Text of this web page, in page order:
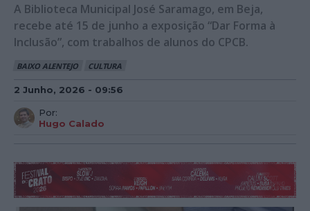
A Biblioteca Municipal José Saramago, em Beja,
recebe até 15 de junho a exposição “Dar Forma à
Inclusão”, com trabalhos de alunos do CPCB.
BAIXO ALENTEJO CULTURA
2 Junho, 2026 - 09:56
Por:
Hugo Calado